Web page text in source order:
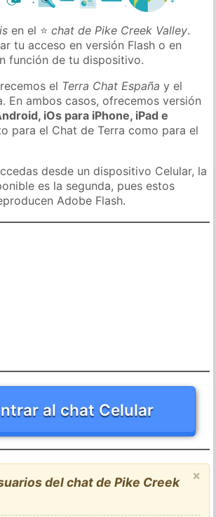
en el ⭐chat de Pike Creek Valley.
tu acceso en versión Flash o en
función de tu dispositivo.
el Terra Chat España y el
En ambos casos, ofrecemos versión
iOs para iPhone, iPad e
para el Chat de Terra como para el
desde un dispositivo Celular, la
es la segunda, pues estos
Adobe Flash.
al chat Celular
×
del chat de Pike Creek